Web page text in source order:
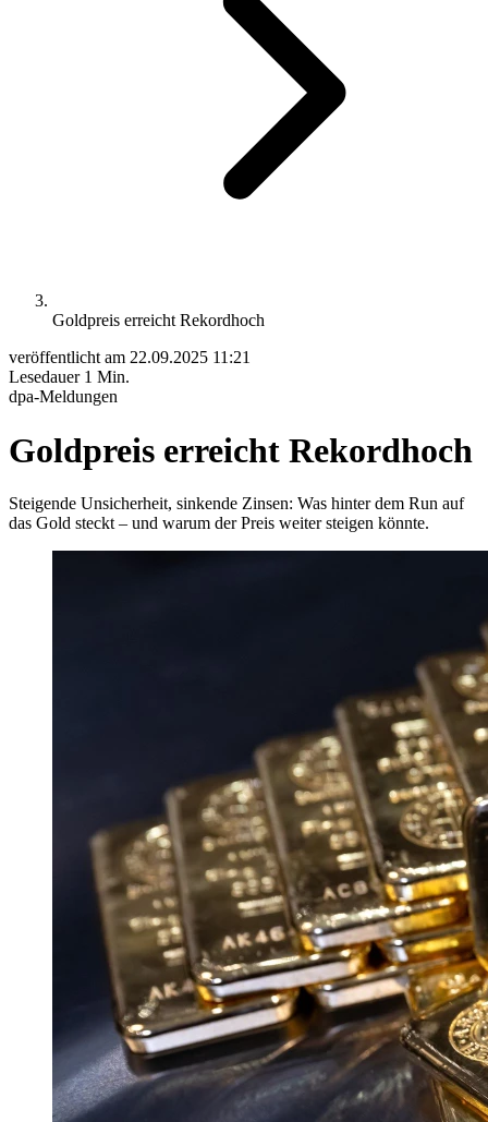
Goldpreis erreicht Rekordhoch
veröffentlicht am 22.09.2025 11:21
Lesedauer 1 Min.
dpa-Meldungen
Goldpreis erreicht Rekordhoch
Steigende Unsicherheit, sinkende Zinsen: Was hinter dem Run auf
das Gold steckt – und warum der Preis weiter steigen könnte.